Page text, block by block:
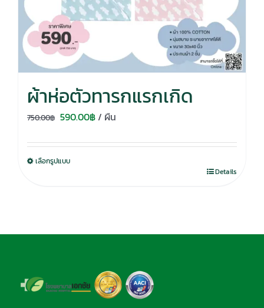
ผ้าห่อตัวทารกแรกเกิด
750.00฿ Original
was:
750.00฿.
590.00฿Current
is:
/ ผืน
เลือกรูปแบบ
Details